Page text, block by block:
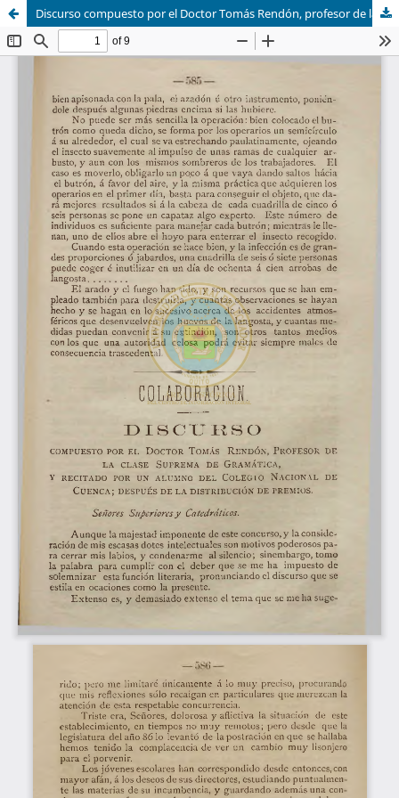
Discurso compuesto por el Doctor Tomás Rendón, profesor de la clase suprema de gramática,y recitado por un alumno del Colegio Nacional de Cuenca; después de la distribución de premios